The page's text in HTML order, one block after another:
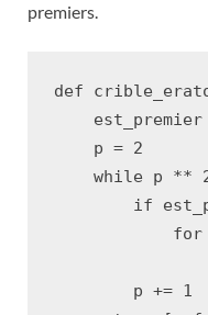
premiers.
def
est_premier
p = 2
while
p **
if
for
p += 1